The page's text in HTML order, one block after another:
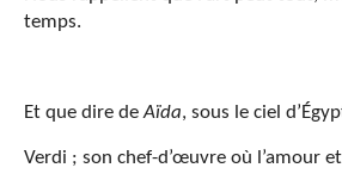
temps.
Et que dire deAïda, sous le ciel
Verdi ; son chef-d’œuvre où l’amour